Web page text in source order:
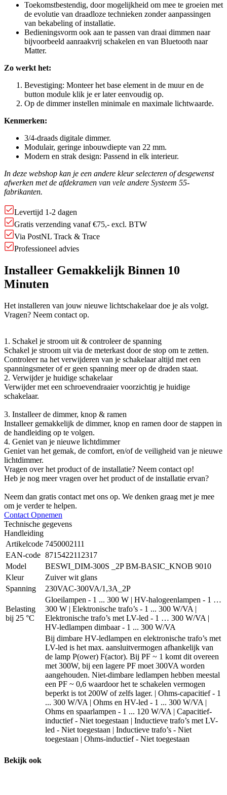
Toekomstbestendig, door mogelijkheid om mee te groeien met
de evolutie van draadloze technieken zonder aanpassingen
van bekabeling of installatie.
Bedieningsvorm ook aan te passen van draai dimmen naar
bijvoorbeeld aanraakvrij schakelen en van Bluetooth naar
Matter.
Zo werkt het:
Bevestiging: Monteer het base element in de muur en de
button module klik je er later eenvoudig op.
Op de dimmer instellen minimale en maximale lichtwaarde.
Kenmerken:
3/4-draads digitale dimmer.
Modulair, geringe inbouwdiepte van 22 mm.
Modern en strak design: Passend in elk interieur.
In deze webshop kan je een andere kleur selecteren of desgewenst
afwerken met de afdekramen van vele andere Systeem 55-
fabrikanten.
Levertijd 1-2 dagen
Gratis verzending vanaf €75,- excl. BTW
Via PostNL Track & Trace
Professioneel advies
Installeer Gemakkelijk Binnen 10
Minuten
Het installeren van jouw nieuwe lichtschakelaar doe je als volgt.
Vragen? Neem contact op.
1. Schakel je stroom uit & controleer de spanning
Schakel je stroom uit via de meterkast door de stop om te zetten.
Controleer na het verwijderen van je schakelaar altijd met een
spanningsmeter of er geen spanning meer op de draden staat.
2. Verwijder je huidige schakelaar
Verwijder met een schroevendraaier voorzichtig je huidige
schakelaar.
3. Installeer de dimmer, knop & ramen
Installeer gemakkelijk de dimmer, knop en ramen door de stappen in
de handleiding op te volgen.
4. Geniet van je nieuwe lichtdimmer
Geniet van het gemak, de comfort, en/of de veiligheid van je nieuwe
lichtdimmer.
Vragen over het product of de installatie? Neem contact op!
Heb je nog meer vragen over het product of de installatie ervan?
Neem dan gratis contact met ons op. We denken graag met je mee
om je verder te helpen.
Contact Opnemen
Technische gegevens
Handleiding
Artikelcode 7450002111
EAN-code 8715422112317
Model
BESWI_DIM-300S _2P BM-BASIC_KNOB 9010
Kleur
Zuiver wit glans
Spanning
230VAC-300VA/1,3A_2P
Belasting
bij 25 °C
Gloeilampen - 1 ... 300 W | HV-halogeenlampen - 1 …
300 W | Elektronische trafo’s - 1 ... 300 W/VA |
Elektronische trafo’s met LV-led - 1 … 300 W/VA |
HV-ledlampen dimbaar - 1 ... 300 W/VA
Bij dimbare HV-ledlampen en elektronische trafo’s met
LV-led is het max. aansluitvermogen afhankelijk van
de lamp P(ower) F(actor). Bij PF ~ 1 komt dit overeen
met 300W, bij een lagere PF moet 300VA worden
aangehouden. Niet-dimbare ledlampen hebben meestal
een PF ~ 0,6 waardoor het te schakelen vermogen
beperkt is tot 200W of zelfs lager. | Ohms-capacitief - 1
... 300 W/VA | Ohms en HV-led - 1 ... 300 W/VA |
Ohms en spaarlampen - 1 ... 120 W/VA | Capacitief-
inductief - Niet toegestaan | Inductieve trafo’s met LV-
led - Niet toegestaan | Inductieve trafo’s - Niet
toegestaan | Ohms-inductief - Niet toegestaan
Bekijk ook